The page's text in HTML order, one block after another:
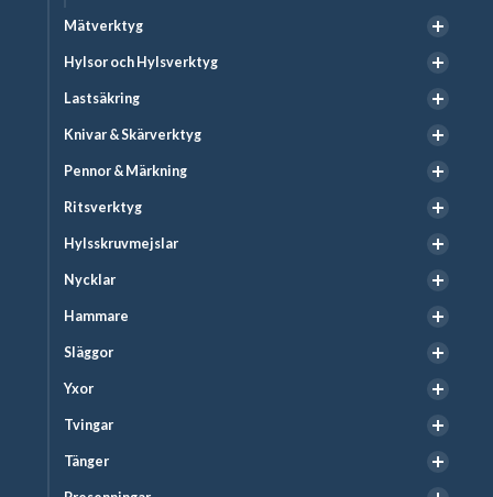
Mätverktyg
Hylsor och Hylsverktyg
Lastsäkring
Knivar & Skärverktyg
Pennor & Märkning
Ritsverktyg
Hylsskruvmejslar
Nycklar
Hammare
Släggor
Yxor
Tvingar
Tänger